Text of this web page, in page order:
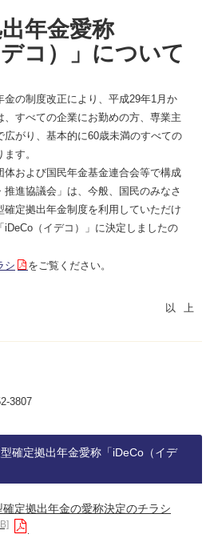
年金愛称
コ）」について
の制度改正により、平成29年1月か
、すべての企業にお勤めの方、専業主
がり、基本的に60歳未満のすべての
す。
および国民年金基金連合会等で構成
進協議会」は、今般、国民のみなさ
確定拠出年金制度を利用していただけ
iDeCo（イデコ）」に決定しましたの
シ をご覧ください。
3807
確定拠出年金愛称「iDeCo（イデ
確定拠出年金の愛称決定のチラシ